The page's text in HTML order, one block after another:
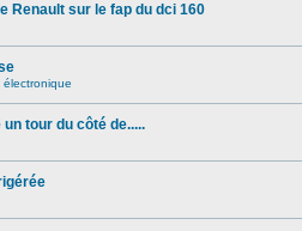
Renault sur le fap du dci 160
tour du côté de.....